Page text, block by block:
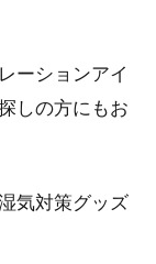
ーションアイ
しの方にもお
気対策グッズ